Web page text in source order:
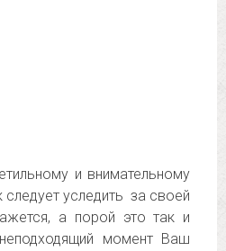
и внимательному
уследить за своей
а порой это так и
момент Ваш